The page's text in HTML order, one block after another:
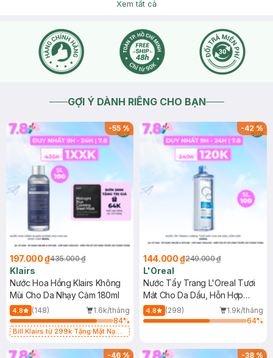
Xem tất cả
GỢI Ý DÀNH RIÊNG CHO BẠN
-55%
197.000 ₫435.000 ₫
Klairs
Nước Hoa Hồng Klairs Không
Mùi Cho Da Nhạy Cảm 180ml
4.8 (148)
1.6k/tháng
84%
Bill Klairs từ 299k Tặng Mặt Nạ
25ml (SL Có Hạn)
-42%
144.000 ₫249.000 ₫
L'Oreal
Nước Tẩy Trang L'Oreal Tươi
Mát Cho Da Dầu, Hỗn Hợp
400ml
4.8 (298)
1.9k/tháng
64%
-46% -38%